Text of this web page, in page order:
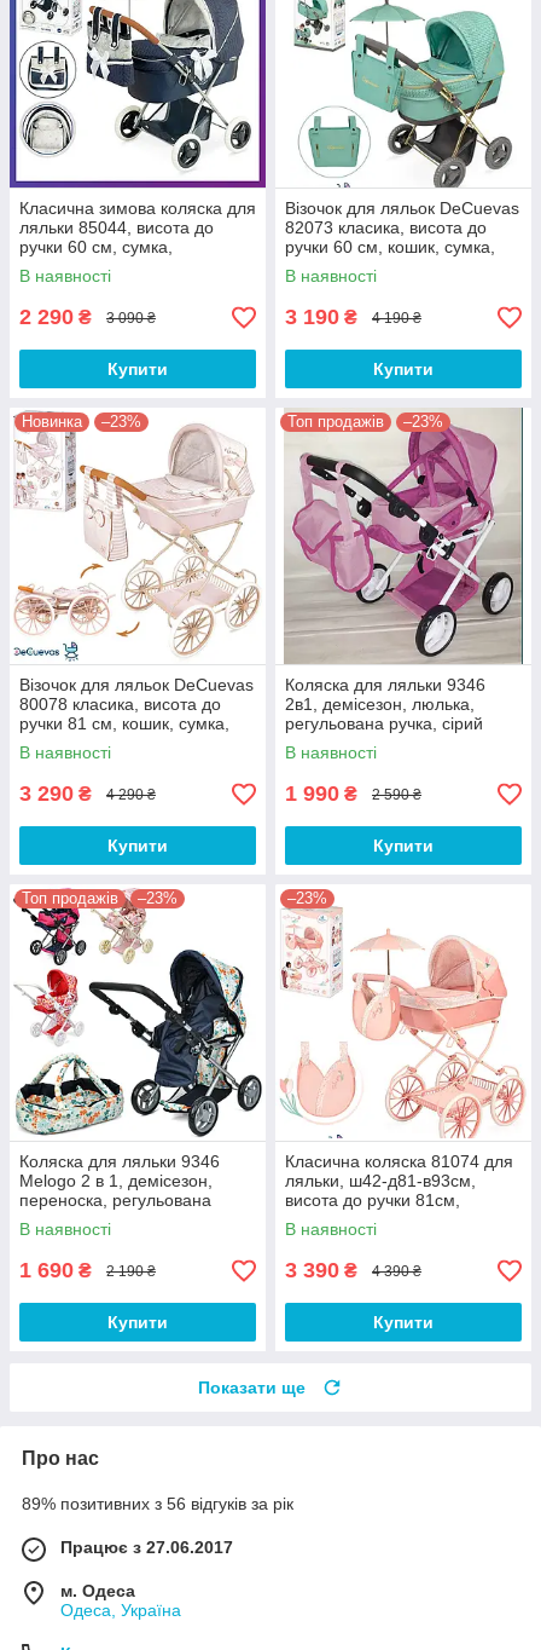
Класична зимова коляска для
ляльки 85044, висота до
ручки 60 см, сумка,
парасолька
В наявності
2 290 ₴ 3 090 ₴
Купити
Візочок для ляльок DeCuevas
82073 класика, висота до
ручки 60 см, кошик, сумка,
парасолька
В наявності
3 190 ₴ 4 190 ₴
Купити
Новинка –23%
Візочок для ляльок DeCuevas
80078 класика, висота до
ручки 81 см, кошик, сумка,
подушка
В наявності
3 290 ₴ 4 290 ₴
Купити
Топ продажів –23%
Коляска для ляльки 9346
2в1, демісезон, люлька,
регульована ручка, сірий
В наявності
1 990 ₴ 2 590 ₴
Купити
Топ продажів –23%
Коляска для ляльки 9346
Melogo 2 в 1, демісезон,
переноска, регульована
ручка, рожеві сердечка
В наявності
1 690 ₴ 2 190 ₴
Купити
–23%
Класична коляска 81074 для
ляльки, ш42-д81-в93см,
висота до ручки 81см,
люлька 47-25см, сумка,
кошик, парасолька
В наявності
3 390 ₴ 4 390 ₴
Купити
Показати ще
Про нас
89% позитивних з 56 відгуків за рік
Працює з 27.06.2017
м. Одеса
Одеса, Україна